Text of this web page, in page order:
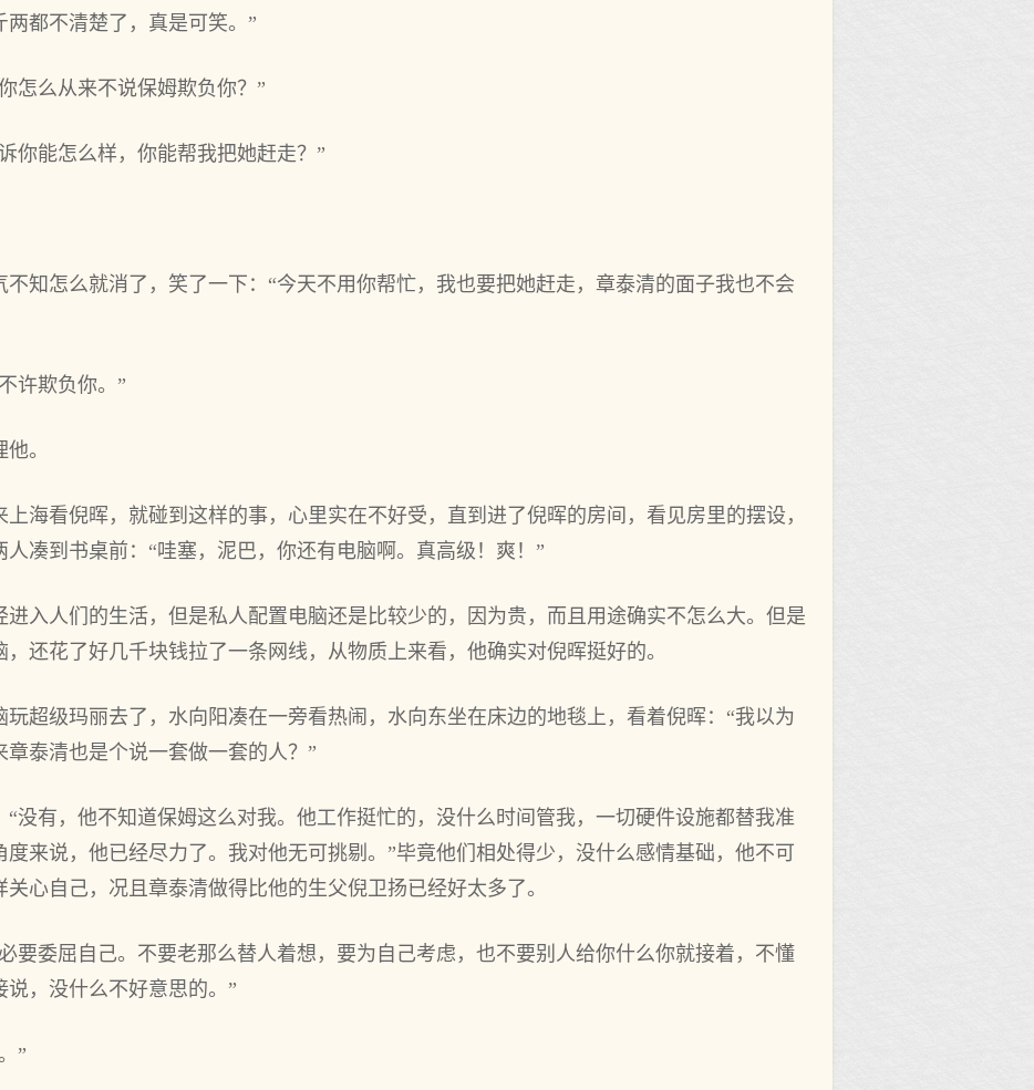
都不清楚了，真是可笑。”
怎么从来不说保姆欺负你？”
你能怎么样，你能帮我把她赶走？”
知怎么就消了，笑了一下：“今天不用你帮忙，我也要把她赶走，章泰清的面子我也不会
许欺负你。”
。
海看倪晖，就碰到这样的事，心里实在不好受，直到进了倪晖的房间，看见房里的摆设，
凑到书桌前：“哇塞，泥巴，你还有电脑啊。真高级！爽！”
进入人们的生活，但是私人配置电脑还是比较少的，因为贵，而且用途确实不怎么大。但是
还花了好几千块钱拉了一条网线，从物质上来看，他确实对倪晖挺好的。
玩超级玛丽去了，水向阳凑在一旁看热闹，水向东坐在床边的地毯上，看着倪晖：“我以为
泰清也是个说一套做一套的人？”
“没有，他不知道保姆这么对我。他工作挺忙的，没什么时间管我，一切硬件设施都替我准
来说，他已经尽力了。我对他无可挑剔。”毕竟他们相处得少，没什么感情基础，他不可
心自己，况且章泰清做得比他的生父倪卫扬已经好太多了。
要委屈自己。不要老那么替人着想，要为自己考虑，也不要别人给你什么你就接着，不懂
，没什么不好意思的。”
”